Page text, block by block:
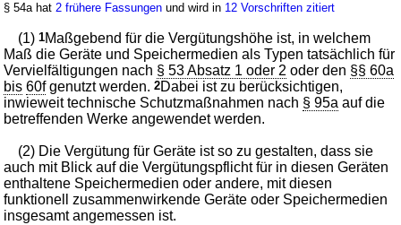
§ 54a hat2 frühere Fassungen und wird in 12 Vorschriften zitiert
(1)1Maßgebend für die Vergütungshöhe ist, in welchem
Maß die Geräte und Speichermedien als Typen tatsächlich für
Vervielfältigungen nach § 53 Absatz 1 oder 2 oder den §§ 60a
bis 60fgenutzt werden.2Dabei ist zu berücksichtigen,
inwieweit technische Schutzmaßnahmen nach § 95a auf die
betreffenden Werke angewendet werden.
(2) Die Vergütung für Geräte ist so zu gestalten, dass sie
auch mit Blick auf die Vergütungspflicht für in diesen Geräten
enthaltene Speichermedien oder andere, mit diesen
funktionell zusammenwirkende Geräte oder Speichermedien
insgesamt angemessen ist.